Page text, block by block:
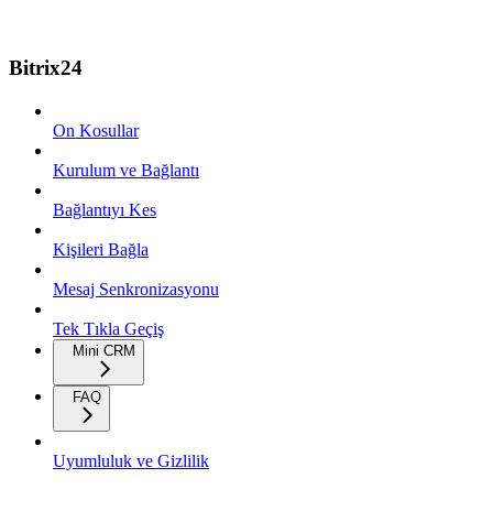
Bitrix24
On Kosullar
Kurulum ve Bağlantı
Bağlantıyı Kes
Kişileri Bağla
Mesaj Senkronizasyonu
Tek Tıkla Geçiş
Mini CRM
FAQ
Uyumluluk ve Gizlilik